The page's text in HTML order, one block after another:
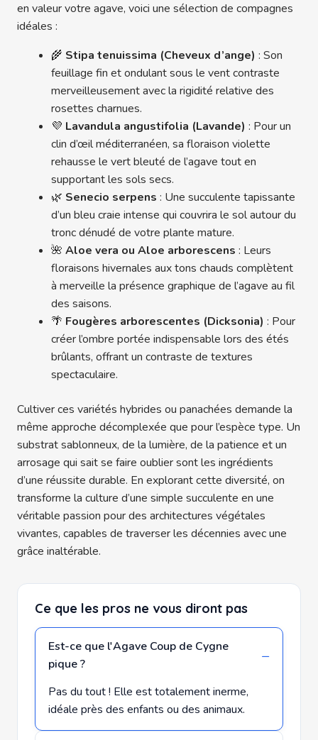
en valeur votre agave, voici une sélection de compagnes
idéales :
🌾 Stipa tenuissima (Cheveux d’ange) : Son
feuillage fin et ondulant sous le vent contraste
merveilleusement avec la rigidité relative des
rosettes charnues.
💜 Lavandula angustifolia (Lavande) : Pour un
clin d’œil méditerranéen, sa floraison violette
rehausse le vert bleuté de l’agave tout en
supportant les sols secs.
🌿 Senecio serpens : Une succulente tapissante
d’un bleu craie intense qui couvrira le sol autour du
tronc dénudé de votre plante mature.
🌺 Aloe vera ou Aloe arborescens : Leurs
floraisons hivernales aux tons chauds complètent
à merveille la présence graphique de l’agave au fil
des saisons.
🌴 Fougères arborescentes (Dicksonia) : Pour
créer l’ombre portée indispensable lors des étés
brûlants, offrant un contraste de textures
spectaculaire.
Cultiver ces variétés hybrides ou panachées demande la
même approche décomplexée que pour l’espèce type. Un
substrat sablonneux, de la lumière, de la patience et un
arrosage qui sait se faire oublier sont les ingrédients
d’une réussite durable. En explorant cette diversité, on
transforme la culture d’une simple succulente en une
véritable passion pour des architectures végétales
vivantes, capables de traverser les décennies avec une
grâce inaltérable.
Ce que les pros ne vous diront pas
Est-ce que l'Agave Coup de Cygne
pique ?
Pas du tout ! Elle est totalement inerme,
idéale près des enfants ou des animaux.